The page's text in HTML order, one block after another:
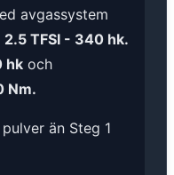
avgassystem
2.5 TFSI - 340 hk.
hk och
Nm.
än Steg 1